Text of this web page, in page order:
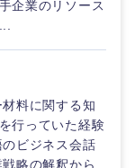
企業のリソース
料に関する知
行っていた経験
ビジネス会話
略の解釈から